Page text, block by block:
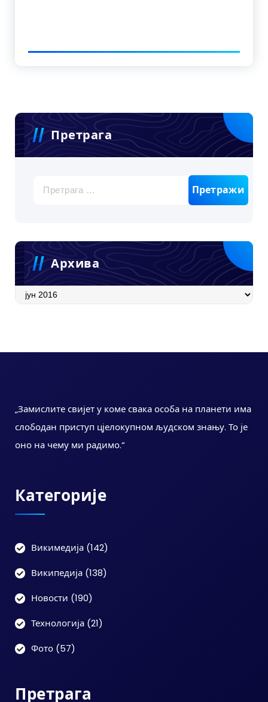
Претрага
Архива
Архива
„Замислите свијет у коме свака особа на планети има
слободан приступ цјелокупном људском знању. То је
оно на чему ми радимо.“
Категорије
Викимедија (142)
Википедија (138)
Новости (190)
Технологија (21)
Фото (57)
Претрага